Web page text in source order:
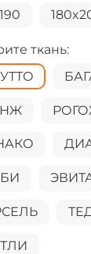
ткань: